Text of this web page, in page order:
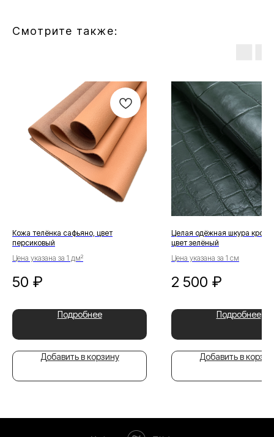
Смотрите также:
Кожа телёнка сафьяно, цвет
персиковый
Цена указана за 1 дм²
50 ₽
Подробнее
Добавить в корзину
Целая одёжная шкура
цвет зелёный
Цена указана за 1 см
2 500 ₽
Подробнее
Добавить в